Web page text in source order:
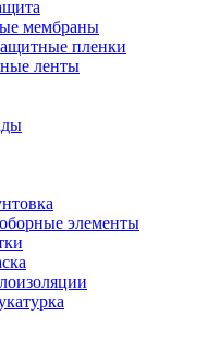
мембраны
пленки
ленты
элементы